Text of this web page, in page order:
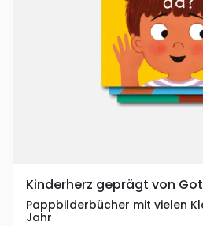
Kinderherz geprägt von
Pappbilderbücher mit vielen
Jahr